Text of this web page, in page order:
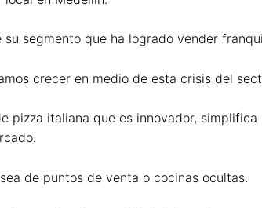
segmento que ha logrado vender
crecer en medio de esta crisis del
pizza italiana que es innovador,
de puntos de venta o cocinas ocultas.